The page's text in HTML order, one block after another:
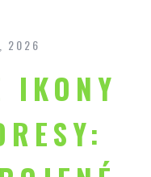
2026
IKONY